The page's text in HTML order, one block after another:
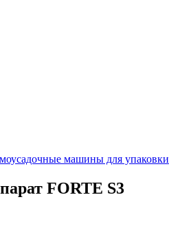
машины для упаковки
FORTE S3